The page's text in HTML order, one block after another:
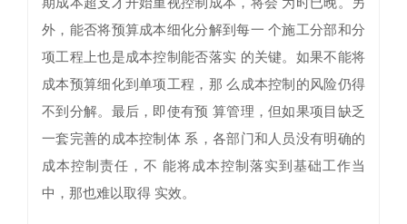
外，能否将预算成本细化分解到每一 个施工分部和分
项工程上也是成本控制能否落实 的关键。如果不能将
成本预算细化到单项工程，那 么成本控制的风险仍得
不到分解。最后，即使有预 算管理，但如果项目缺乏
一套完善的成本控制体 系，各部门和人员没有明确的
成本控制责任，不 能将成本控制落实到基础工作当
中，那也难以取得 实效。